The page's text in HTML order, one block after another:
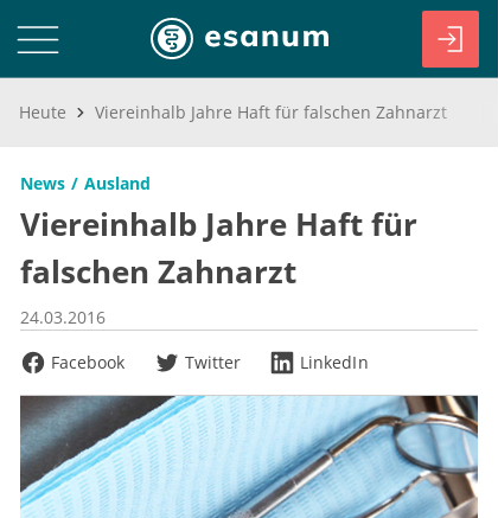
Heute Viereinhalb Jahre Haft für falschen Zahnarzt
News Ausland
Viereinhalb Jahre Haft für
falschen Zahnarzt
24.03.2016
Facebook
Twitter LinkedIn